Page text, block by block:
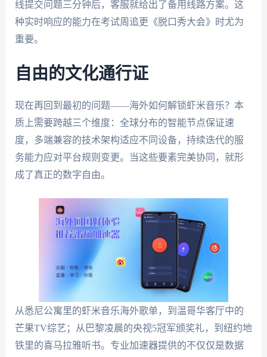
线提交问题三分钟后，客服就给出了备用线路方案。这
种实时响应的能力在考试周追更《脱口秀大会》时尤为
重要。
自由的文化通行证
现在再回到最初的问题——海外如何解锁虾米音乐？本
质上需要跨越三个维度：全球分布的智能节点保证速
度，多端兼容的技术架构适应不同设备，持续迭代的服
务能力应对平台规则变更。当这些要素完美协同，就形
成了真正的数字自由。
从悉尼公寓里的虾米音乐海外歌单，到温哥华客厅中的
芒果TV综艺；从巴黎凌晨的央视5冠军颁奖礼，到纽约地
铁里的喜马拉雅听书。专业加速器提供的不仅仅是数据